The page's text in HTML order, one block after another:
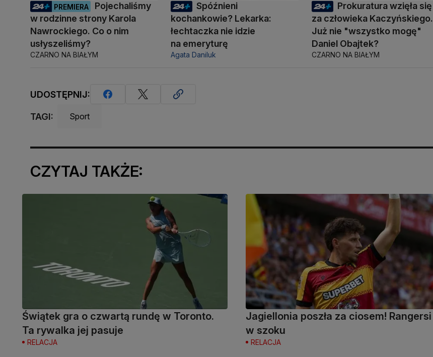
PREMIERA
Pojechaliśmy
w rodzinne strony Karola
Nawrockiego. Co o nim
usłyszeliśmy?
CZARNO NA BIAŁYM
Spóźnieni
kochankowie? Lekarka:
łechtaczka nie idzie
na emeryturę
Agata Daniluk
Prokuratura wzięła się
za człowieka Kaczyńskiego.
Już nie "wszystko mogę"
Daniel Obajtek?
CZARNO NA BIAŁYM
UDOSTĘPNIJ:
TAGI: Sport
CZYTAJ TAKŻE:
Świątek gra o czwartą rundę w Toronto.
Ta rywalka jej pasuje
RELACJA
Jagiellonia poszła za ciosem! Rangersi
w szoku
RELACJA